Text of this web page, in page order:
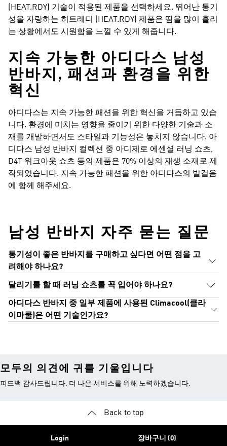
(HEAT.RDY) 기술이 적용된 제품을 선택하세요. 뛰어난 통기
성을 자랑하는 히트레디 (HEAT.RDY) 제품은 땀을 많이 흘리
는 상황에서도 시원함을 느낄 수 있게 해줍니다.
지속 가능한 아디다스 남성
반바지, 패션과 환경을 위한
혁신
아디다스는 지속 가능한 패션을 위한 혁신을 거듭하고 있습
니다. 환경에 미치는 영향을 줄이기 위한 다양한 기술과 소
재를 개발하면서도 스타일과 기능성은 놓치지 않습니다. 아
디다스 남성 반바지 컬렉션 중 아디제로 에센셜 러닝 쇼츠,
D4T 워크아웃 쇼츠 등의 제품은 70% 이상의 재생 소재로 제
작되었습니다. 지속 가능한 패션을 위한 아디다스의 발걸음
에 함께 해주세요.
남성 반바지 자주 묻는 질문
통기성이 좋은 반바지를 구매하고 싶다면 어떤 점을 고
려해야 하나요?
달리기를 할 때 러닝 쇼츠를 꼭 입어야 하나요?
아디다스 반바지 중 일부 제품에 사용된 Climacool(클라
이마쿨)은 어떤 기술인가요?
모두의 의견에 귀를 기울입니다
피드백 감사드립니다. 더 나은 서비스를 위해 노력하겠습니다.
Back to top
Login 장바구니 (0)